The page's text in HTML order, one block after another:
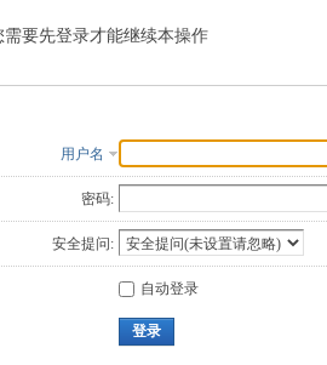
索
需要先登录才能继续本操作
用户名
密码:
安全提问:
自动登录
登录